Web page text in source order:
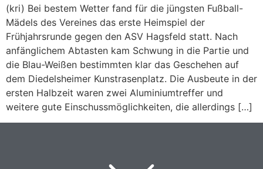
(kri) Bei bestem Wetter fand für die jüngsten Fußball-
Mädels des Vereines das erste Heimspiel der
Frühjahrsrunde gegen den ASV Hagsfeld statt. Nach
anfänglichem Abtasten kam Schwung in die Partie und
die Blau-Weißen bestimmten klar das Geschehen auf
dem Diedelsheimer Kunstrasenplatz. Die Ausbeute in der
ersten Halbzeit waren zwei Aluminiumtreffer und
weitere gute Einschussmöglichkeiten, die allerdings […]